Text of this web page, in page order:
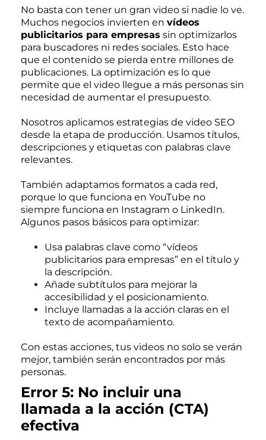
No basta con tener un gran video si nadie lo ve.
Muchos negocios invierten en vídeos
publicitarios para empresas sin optimizarlos
para buscadores ni redes sociales. Esto hace
que el contenido se pierda entre millones de
publicaciones. La optimización es lo que
permite que el video llegue a más personas sin
necesidad de aumentar el presupuesto.
Nosotros aplicamos estrategias de video SEO
desde la etapa de producción. Usamos títulos,
descripciones y etiquetas con palabras clave
relevantes.
También adaptamos formatos a cada red,
porque lo que funciona en YouTube no
siempre funciona en Instagram o LinkedIn.
Algunos pasos básicos para optimizar:
Usa palabras clave como “vídeos
publicitarios para empresas” en el título y
la descripción.
Añade subtítulos para mejorar la
accesibilidad y el posicionamiento.
Incluye llamadas a la acción claras en el
texto de acompañamiento.
Con estas acciones, tus videos no solo se verán
mejor, también serán encontrados por más
personas.
Error 5: No incluir una
llamada a la acción (CTA)
efectiva